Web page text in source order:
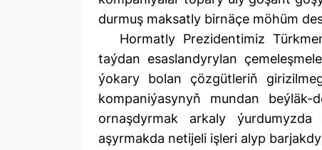
durmuş maksatly birnäçe möhüm
Hormatly Prezidentimiz
taýdan esaslandyrylan
ýokary bolan çözgütleriň
kompaniýasynyň mundan
ornaşdyrmak arkaly
aşyrmakda netijeli işleri alyp